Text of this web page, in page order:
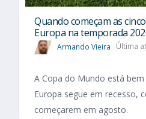
Quando começam as
Europa na temporada
Armando Vieira Última
A Copa do Mundo está
Europa segue em recesso,
começarem em agosto.